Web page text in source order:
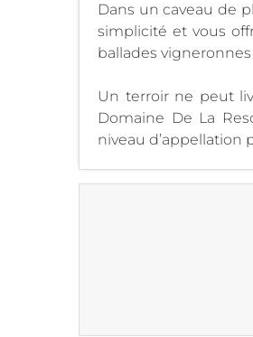
Dans un caveau de
simplicité et vous
ballades
Un terroir ne peut
Domaine De La
niveau d’appellation